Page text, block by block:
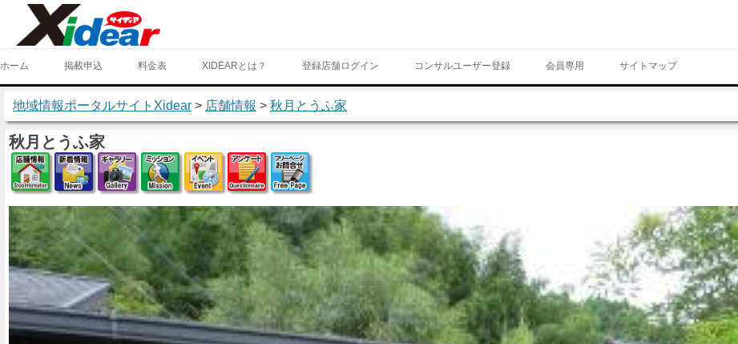
ホーム 掲載申込 料金表 XIDEARとは？ 登録店舗ログイン コンサルユーザー登録 会員専用 サイトマップ
地域情報ポータルサイトXidear > 店舗情報 > 秋月とうふ家
秋月とうふ家
店舗情報新着情報ギャラリーミッションイベントアンケートフリーページ